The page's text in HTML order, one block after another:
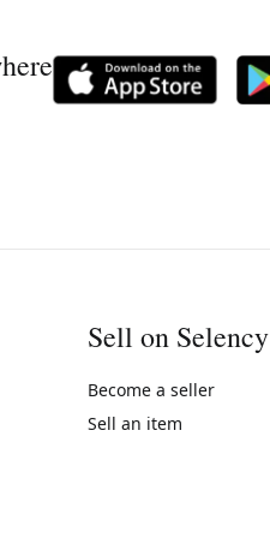
Sell on Selency
Become a seller
Sell an item